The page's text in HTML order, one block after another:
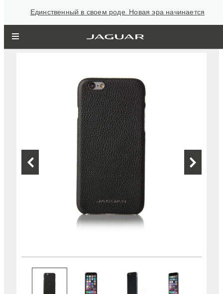
Единственный в своем роде. Новая эра начинается